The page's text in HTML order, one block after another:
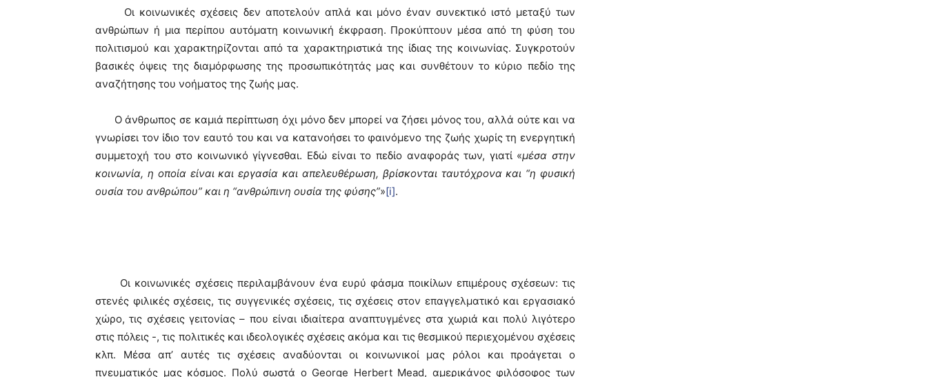
Οι κοινωνικές σχέσεις δεν αποτελούν απλά και μόνο έναν συνεκτικό ιστό μεταξύ των
ανθρώπων ή μια περίπου αυτόματη κοινωνική έκφραση. Προκύπτουν μέσα από τη φύση του
πολιτισμού και χαρακτηρίζονται από τα χαρακτηριστικά της ίδιας της κοινωνίας. Συγκροτούν
βασικές όψεις της διαμόρφωσης της προσωπικότητάς μας και συνθέτουν το κύριο πεδίο της
αναζήτησης του νοήματος της ζωής μας.
Ο άνθρωπος σε καμιά περίπτωση όχι μόνο δεν μπορεί να ζήσει μόνος του, αλλά ούτε και να
γνωρίσει τον ίδιο τον εαυτό του και να κατανοήσει το φαινόμενο της ζωής χωρίς τη ενεργητική
συμμετοχή του στο κοινωνικό γίγνεσθαι. Εδώ είναι το πεδίο αναφοράς των, γιατί «μέσα στην
κοινωνία, η οποία είναι και εργασία και απελευθέρωση, βρίσκονται ταυτόχρονα και “η φυσική
ουσία του ανθρώπου” και η “ανθρώπινη ουσία της φύσης”»[i].
Οι κοινωνικές σχέσεις περιλαμβάνουν ένα ευρύ φάσμα ποικίλων επιμέρους σχέσεων: τις
στενές φιλικές σχέσεις, τις συγγενικές σχέσεις, τις σχέσεις στον επαγγελματικό και εργασιακό
χώρο, τις σχέσεις γειτονίας – που είναι ιδιαίτερα αναπτυγμένες στα χωριά και πολύ λιγότερο
στις πόλεις -, τις πολιτικές και ιδεολογικές σχέσεις ακόμα και τις θεσμικού περιεχομένου σχέσεις
κλπ. Μέσα απ’ αυτές τις σχέσεις αναδύονται οι κοινωνικοί μας ρόλοι και προάγεται ο
πνευματικός μας κόσμος. Πολύ σωστά ο George Herbert Mead, αμερικάνος φιλόσοφος των